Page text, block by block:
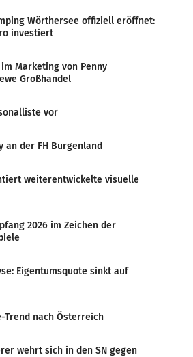
Wörthersee offiziell eröffnet:
investiert
Marketing von Penny
Großhandel
vor
an der FH Burgenland
weiterentwickelte visuelle
2026 im Zeichen der
Eigentumsquote sinkt auf
Trend nach Österreich
wehrt sich in den SN gegen